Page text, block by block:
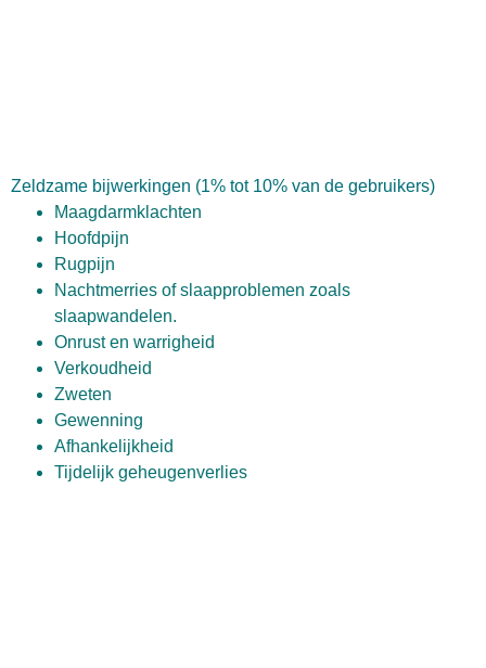
Zeldzame bijwerkingen (1% tot 10% van de gebruikers)
Maagdarmklachten
Hoofdpijn
Rugpijn
Nachtmerries of slaapproblemen zoals
slaapwandelen.
Onrust en warrigheid
Verkoudheid
Zweten
Gewenning
Afhankelijkheid
Tijdelijk geheugenverlies